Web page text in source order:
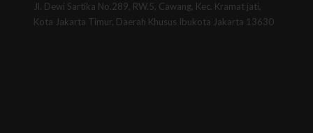
Jl. Dewi Sartika No.289, RW.5, Cawang, Kec. Kramat jati,
Kota Jakarta Timur, Daerah Khusus Ibukota Jakarta 13630